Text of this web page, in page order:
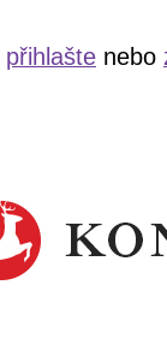
přihlašte nebo